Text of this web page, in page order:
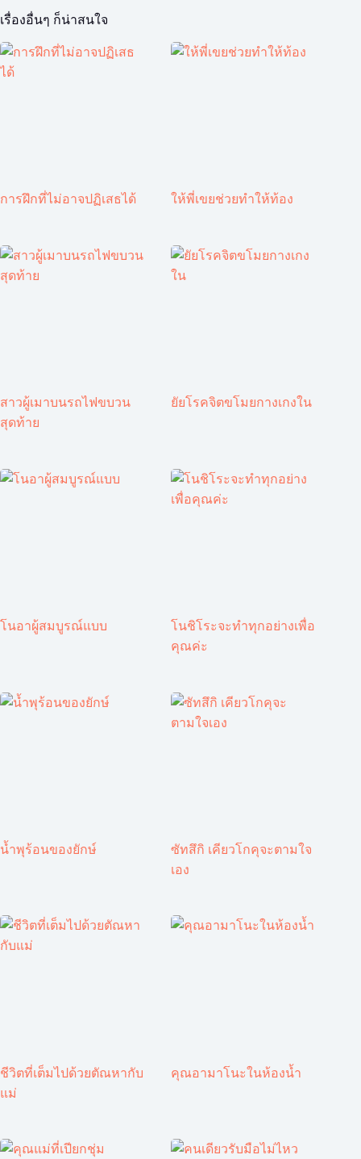
เรื่องอื่นๆ ก็น่าสนใจ
การฝึกที่ไม่อาจปฏิเสธได้ ให้พี่เขยช่วยทำให้ท้อง
สาวผู้เมาบนรถไฟขบวน
สุดท้าย
ยัยโรคจิตขโมยกางเกงใน
โนอาผู้สมบูรณ์แบบ
โนชิโระจะทำทุกอย่างเพื่อ
คุณค่ะ
น้ำพุร้อนของยักษ์
ซัทสึกิ เคียวโกคุจะตามใจ
เอง
ชีวิตที่เต็มไปด้วยตัณหากับ
แม่
คุณอามาโนะในห้องน้ำ